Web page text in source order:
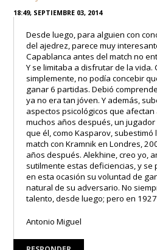
18:49, SEPTIEMBRE 03, 2014
Desde luego, para alguien con
del ajedrez, parece muy
Capablanca antes del match no
Y se limitaba a disfrutar de la vida.
simplemente, no podía concebir
ganar 6 partidas. Debió
ya no era tan jóven. Y además,
aspectos psicológicos que afectan
muchos años después, un
que él, como Kasparov, subestimó
match con Kramnik en Londres,
años después. Alekhine, creo yo,
sutilmente estas deficiencias, y
en esta ocasión su voluntad de
natural de su adversario. No
talento, desde luego; pero en
Antonio Miguel